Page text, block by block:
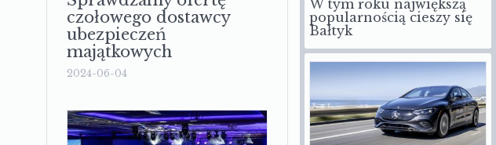
Sprawdzamy ofertę
czołowego dostawcy
ubezpieczeń
majątkowych
2024-06-04
W tym roku największą
popularnością cieszy się
Bałtyk